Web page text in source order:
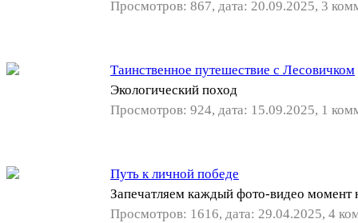
Просмотров: 867, дата: 20.09.2025, 3
Таинственное путешествие с Лесовичком
Экологический поход
Просмотров: 924, дата: 15.09.2025, 1
Путь к личной победе
Запечатляем каждый фото-видео момент
Просмотров: 1616, дата: 29.04.2025, 4